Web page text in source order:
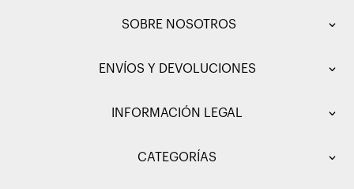
SOBRE NOSOTROS
ENVÍOS Y DEVOLUCIONES
INFORMACIÓN LEGAL
CATEGORÍAS